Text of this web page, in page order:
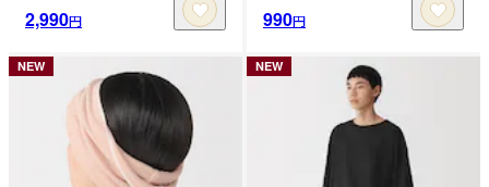
2,990円 990円
NEW NEW